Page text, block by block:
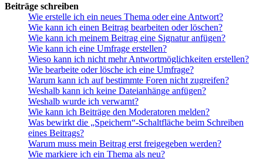
Beiträge schreiben
Wie erstelle ich ein neues Thema oder eine Antwort?
Wie kann ich einen Beitrag bearbeiten oder löschen?
Wie kann ich meinem Beitrag eine Signatur anfügen?
Wie kann ich eine Umfrage erstellen?
Wieso kann ich nicht mehr Antwortmöglichkeiten erstellen?
Wie bearbeite oder lösche ich eine Umfrage?
Warum kann ich auf bestimmte Foren nicht zugreifen?
Weshalb kann ich keine Dateianhänge anfügen?
Weshalb wurde ich verwarnt?
Wie kann ich Beiträge den Moderatoren melden?
Was bewirkt die „Speichern“-Schaltfläche beim Schreiben
eines Beitrags?
Warum muss mein Beitrag erst freigegeben werden?
Wie markiere ich ein Thema als neu?